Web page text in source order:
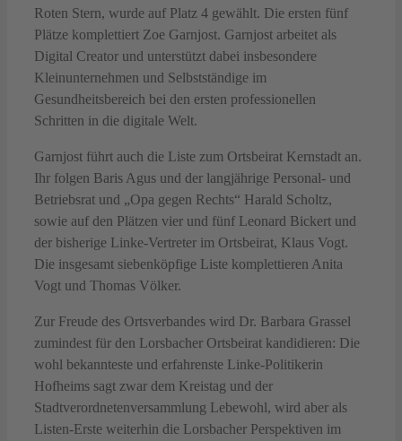
Roten Stern, wurde auf Platz 4 gewählt. Die ersten fünf
Plätze komplettiert Zoe Garnjost. Garnjost arbeitet als
Digital Creator und unterstützt dabei insbesondere
Kleinunternehmen und Selbstständige im
Gesundheitsbereich bei den ersten professionellen
Schritten in die digitale Welt.
Garnjost führt auch die Liste zum Ortsbeirat Kernstadt an.
Ihr folgen Baris Agus und der langjährige Personal- und
Betriebsrat und „Opa gegen Rechts“ Harald Scholtz,
sowie auf den Plätzen vier und fünf Leonard Bickert und
der bisherige Linke-Vertreter im Ortsbeirat, Klaus Vogt.
Die insgesamt siebenköpfige Liste komplettieren Anita
Vogt und Thomas Völker.
Zur Freude des Ortsverbandes wird Dr. Barbara Grassel
zumindest für den Lorsbacher Ortsbeirat kandidieren: Die
wohl bekannteste und erfahrenste Linke-Politikerin
Hofheims sagt zwar dem Kreistag und der
Stadtverordnetenversammlung Lebewohl, wird aber als
Listen-Erste weiterhin die Lorsbacher Perspektiven im